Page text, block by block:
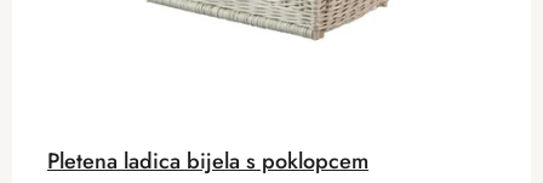
Pletena ladica bijela s poklopcem